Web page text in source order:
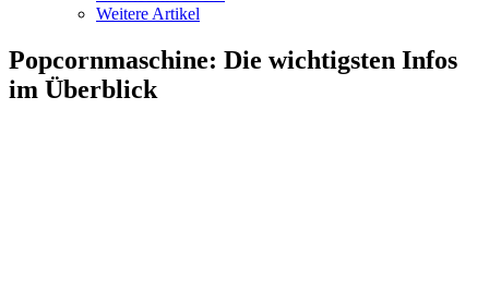
Weitere Artikel
Popcornmaschine: Die wichtigsten Infos
im Überblick